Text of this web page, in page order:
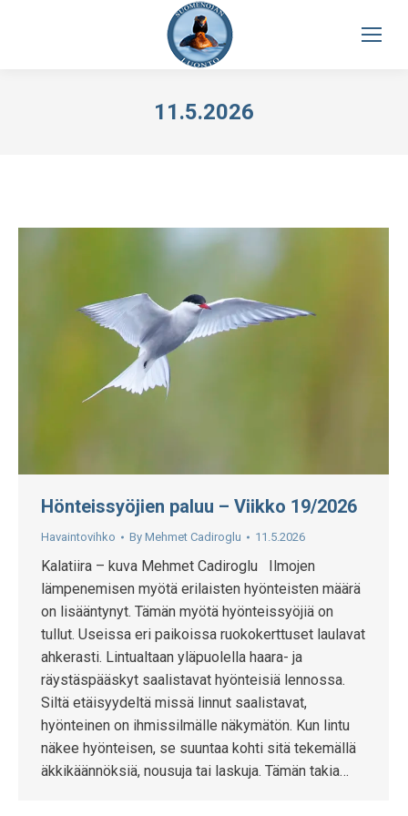
11.5.2026
Hönteissyöjien paluu – Viikko 19/2026
Havaintovihko By Mehmet Cadiroglu 11.5.2026
Kalatiira – kuva Mehmet Cadiroglu Ilmojen
lämpenemisen myötä erilaisten hyönteisten määrä
on lisääntynyt. Tämän myötä hyönteissyöjiä on
tullut. Useissa eri paikoissa ruokokerttuset laulavat
ahkerasti. Lintualtaan yläpuolella haara- ja
räystäspääskyt saalistavat hyönteisiä lennossa.
Siltä etäisyydeltä missä linnut saalistavat,
hyönteinen on ihmissilmälle näkymätön. Kun lintu
näkee hyönteisen, se suuntaa kohti sitä tekemällä
äkkikäännöksiä, nousuja tai laskuja. Tämän takia…